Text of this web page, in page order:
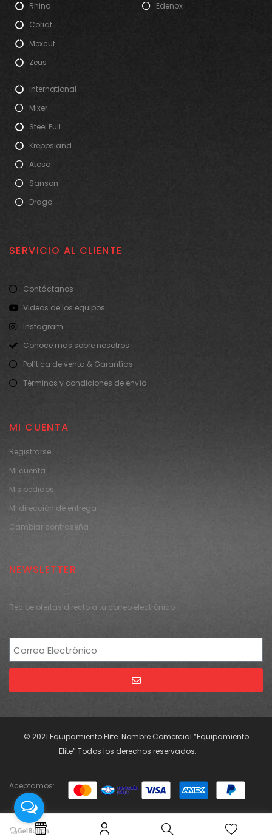
Rhino
Coriat
Mexcut
Zeus
Edenox
International
Mixer
Steel Full
Kreppsland
Atosa
Sanson
Drago
SERVICIO AL CLIENTE
Contáctanos
Videos de los equipos
Instagram
Conoce mas sobre nosotros
Política de venta & Garantías
Términos y condiciones de envío
MI CUENTA
Registrarse
Mi cuenta
Mis pedidos
Mi dirección de entrega
Cambiar contraseña
NEWSLETTER
Recibe ofertas directo a tu correo electrónico
© 2021 Equipamiento Elite. Nombre Comercial “Equipamiento
Elite” Todos los derechos reservados.
Aceptamos: